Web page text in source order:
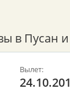
в Пусан
Вылет: